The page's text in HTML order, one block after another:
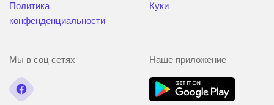
Политика
конфенденциальности
Куки
Мы в соц сетях Наше приложение